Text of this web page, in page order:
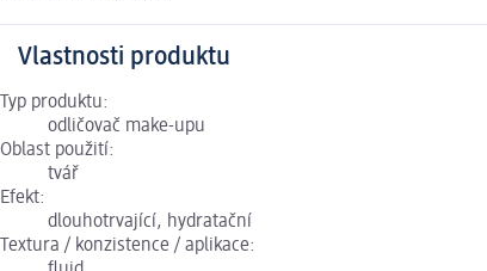
Vlastnosti produktu
Typ produktu:
odličovač make-upu
Oblast použití:
tvář
Efekt:
dlouhotrvající, hydratační
Textura / konzistence / aplikace: